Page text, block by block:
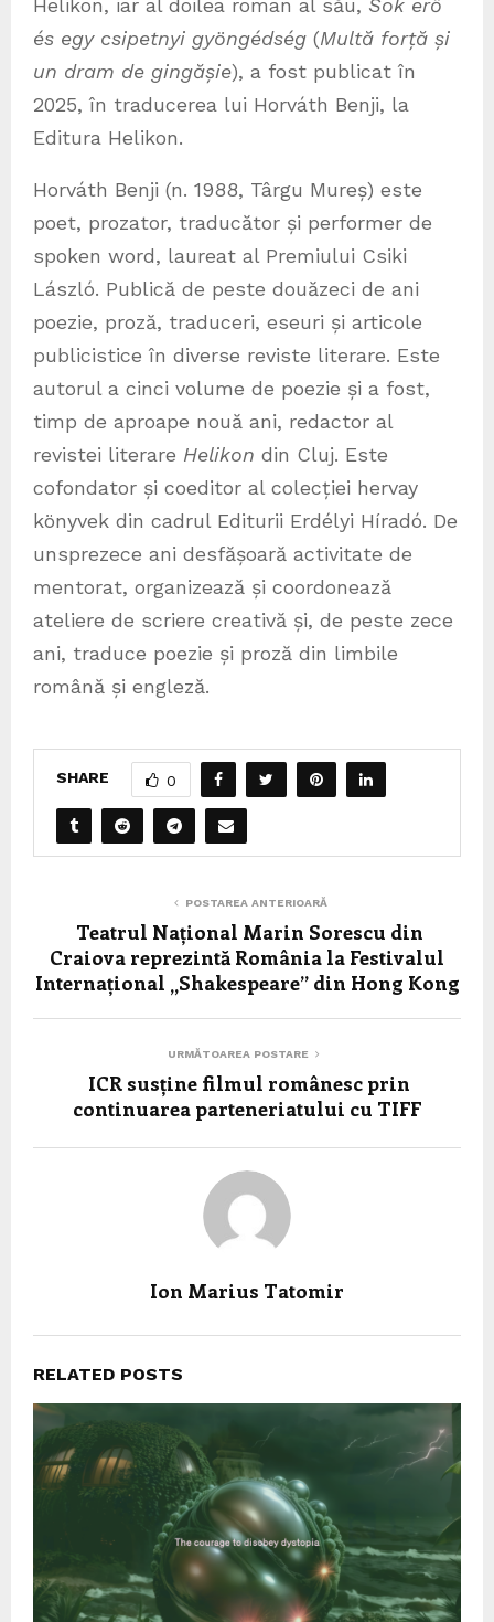
és egy csipetnyi gyöngédség (Multă forță și
un dram de gingășie), a fost publicat în
2025, în traducerea lui Horváth Benji, la
Editura Helikon.
Horváth Benji (n. 1988, Târgu Mureș) este
poet, prozator, traducător și performer de
spoken word, laureat al Premiului Csiki
László. Publică de peste douăzeci de ani
poezie, proză, traduceri, eseuri și articole
publicistice în diverse reviste literare. Este
autorul a cinci volume de poezie și a fost,
timp de aproape nouă ani, redactor al
revistei literare Helikon din Cluj. Este
cofondator și coeditor al colecției hervay
könyvek din cadrul Editurii Erdélyi Híradó. De
unsprezece ani desfășoară activitate de
mentorat, organizează și coordonează
ateliere de scriere creativă și, de peste zece
ani, traduce poezie și proză din limbile
română și engleză.
SHARE 0
POSTAREA ANTERIOARĂ
Teatrul Național Marin Sorescu din
Craiova reprezintă România la Festivalul
Internațional „Shakespeare” din Hong Kong
URMĂTOAREA POSTARE
ICR susține filmul românesc prin
continuarea parteneriatului cu TIFF
Ion Marius Tatomir
RELATED POSTS